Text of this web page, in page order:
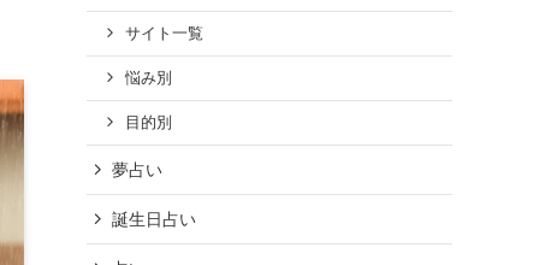
サイト一覧
悩み別
目的別
夢占い
誕生日占い